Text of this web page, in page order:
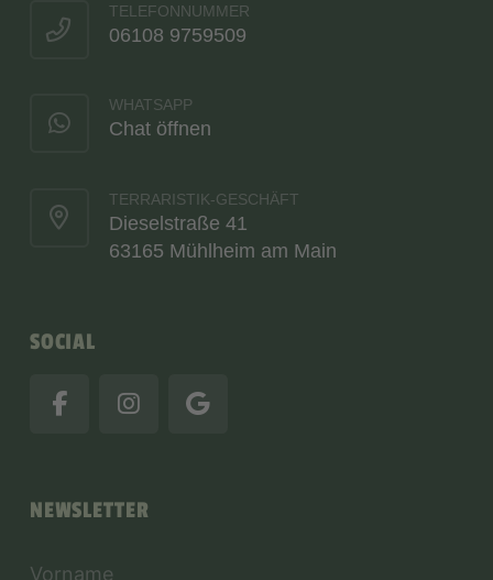
TELEFONNUMMER
06108 9759509
WHATSAPP
Chat öffnen
TERRARISTIK-GESCHÄFT
Dieselstraße 41
63165 Mühlheim am Main
SOCIAL
NEWSLETTER